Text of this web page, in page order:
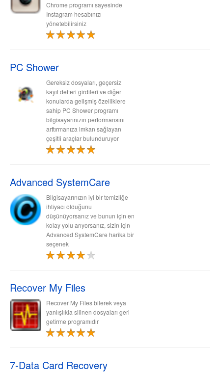
Chrome programı sayesinde
Instagram hesabınızı
yönetebilirsiniz
PC Shower
Gereksiz dosyaları, geçersiz
kayıt defteri girdileri ve diğer
konularda gelişmiş özelliklere
sahip PC Shower programı
bilgisayarınızın performansını
arttırmanıza imkan sağlayan
çeşitli araçlar bulunduruyor
Advanced SystemCare
Bilgisayarınızın iyi bir temizliğe
ihtiyacı olduğunu
düşünüyorsanız ve bunun için en
kolay yolu arıyorsanız, sizin için
Advanced SystemCare harika bir
seçenek
Recover My Files
Recover My Files bilerek veya
yanlışlıkla silinen dosyaları geri
getirme programıdır
7-Data Card Recovery